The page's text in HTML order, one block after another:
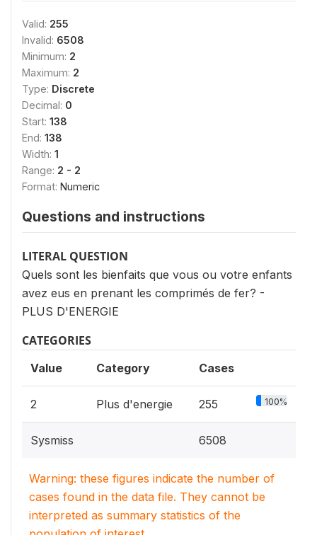
Valid: 255
Invalid: 6508
Minimum: 2
Maximum: 2
Type: Discrete
Decimal: 0
Start: 138
End: 138
Width: 1
Range: 2 - 2
Format: Numeric
Questions and instructions
LITERAL QUESTION
Quels sont les bienfaits que vous ou votre enfants
avez eus en prenant les comprimés de fer? -
PLUS D'ENERGIE
CATEGORIES
Value Category Cases
2 Plus d'energie 255 100%
Sysmiss 6508
Warning: these figures indicate the number of
cases found in the data file. They cannot be
interpreted as summary statistics of the